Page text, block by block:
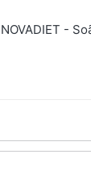
NOVADIET -